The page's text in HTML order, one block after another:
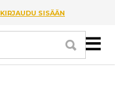
KIRJAUDU SISÄÄN